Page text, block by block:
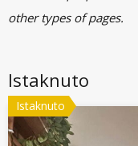
other types of pages.
Istaknuto
Istaknuto